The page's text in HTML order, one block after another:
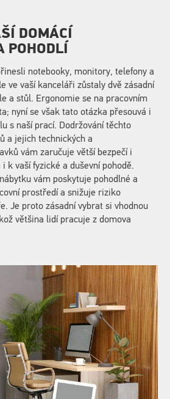
DOMÁCÍ
POHODLÍ
notebooky, monitory, telefony a
ve vaší kanceláři zůstaly dvě zásadní
a stůl. Ergonomie se na pracovním
nyní se však tato otázka přesouvá i
s naší prací. Dodržování těchto
a jejich technických a
vám zaručuje větší bezpečí i
k vaší fyzické a duševní pohodě.
vám poskytuje pohodlné a
prostředí a snižuje riziko
Je proto zásadní vybrat si vhodnou
většina lidí pracuje z domova